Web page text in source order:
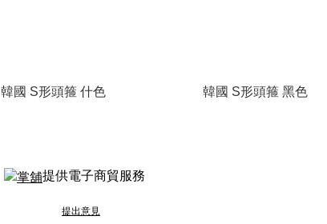
韓國 S形頭箍 什色 韓國 S形頭箍 黑色
提供電子商貿服務
提出意見